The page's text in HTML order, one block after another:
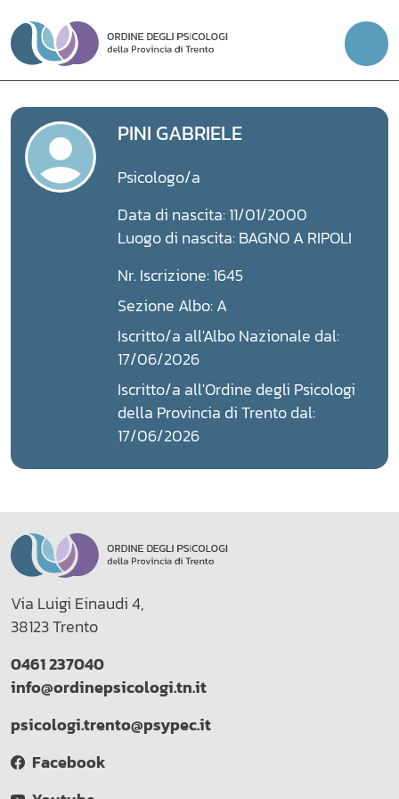
Vai
PINI GABRIELE
Psicologo/a
Data di nascita: 11/01/2000
Luogo di nascita: BAGNO A RIPOLI
Nr. Iscrizione: 1645
Sezione Albo: A
Iscritto/a all'Albo Nazionale dal:
17/06/2026
Iscritto/a all'Ordine degli Psicologi
della Provincia di Trento dal:
17/06/2026
Via Luigi Einaudi 4,
38123 Trento
0461 237040
info@ordinepsicologi.tn.it
psicologi.trento@psypec.it
Facebook